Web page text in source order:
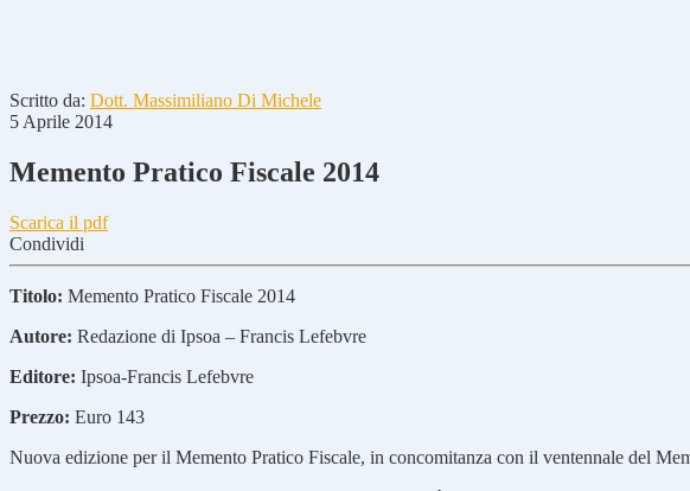
Scritto da: Dott. Massimiliano Di Michele
5 Aprile 2014
Memento Pratico Fiscale 2014
Scarica il pdf
Condividi
Titolo: Memento Pratico Fiscale 2014
Autore: Redazione di Ipsoa – Francis Lefebvre
Editore: Ipsoa-Francis Lefebvre
Prezzo: Euro 143
Nuova edizione per il Memento Pratico Fiscale, in concomitanza con il ventennale del